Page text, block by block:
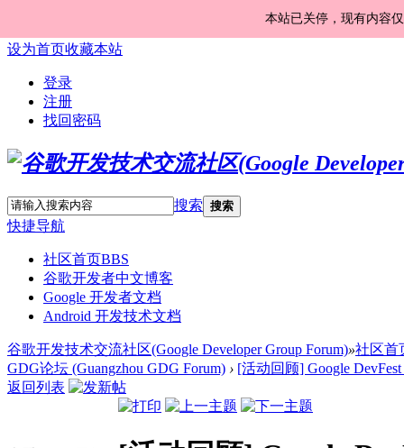
本站已关停，现有内容
设为首页收藏本站
登录
注册
找回密码
搜索 搜索
快捷导航
社区首页BBS
谷歌开发者中文博客
Google 开发者文档
Android 开发技术文档
谷歌开发技术交流社区(Google Developer Group Forum)»社区首
GDG论坛 (Guangzhou GDG Forum) › [活动回顾] Google
返回列表